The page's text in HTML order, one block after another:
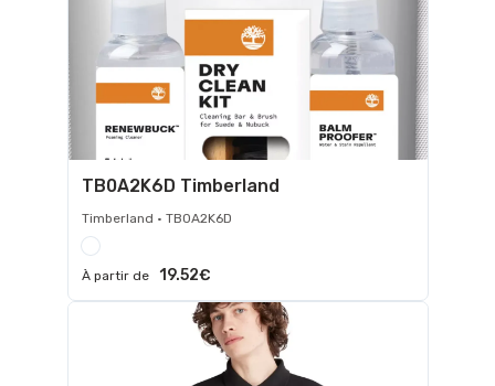
TB0A2K6D Timberland
Timberland • TB0A2K6D
À partir de 19.52€